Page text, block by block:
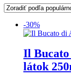
-30%
Il Bucato
látok